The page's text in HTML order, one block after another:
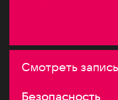
Смотреть запись
Безопасность